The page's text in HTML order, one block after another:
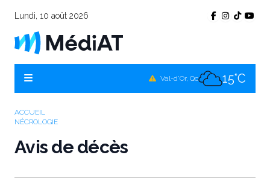
Lundi, 10 août 2026
Val-d'Or, Qc 15°C
ACCUEIL
NÉCROLOGIE
Avis de décès